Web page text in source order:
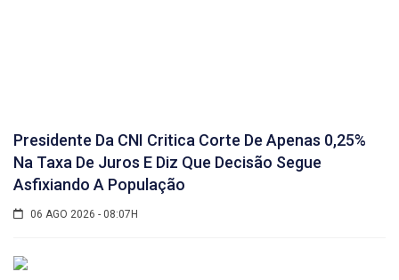
Presidente Da CNI Critica Corte De Apenas 0,25%
Na Taxa De Juros E Diz Que Decisão Segue
Asfixiando A População
06 AGO 2026 - 08:07H